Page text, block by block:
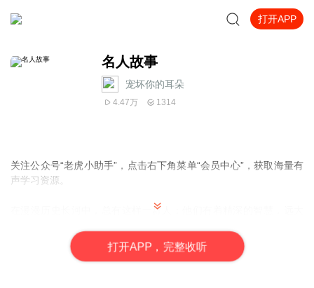
打开APP
名人故事
宠坏你的耳朵
4.47万 1314
关注公众号“老虎小助手”，点击右下角菜单“会员中心”，获取海量有
声学习资源。
在漫漫历史长河中，总有这样一群人：他们有着精深的智慧，远大
为后世的人们作出了表率，对后世有着深远的影响。
打开APP，完整收听